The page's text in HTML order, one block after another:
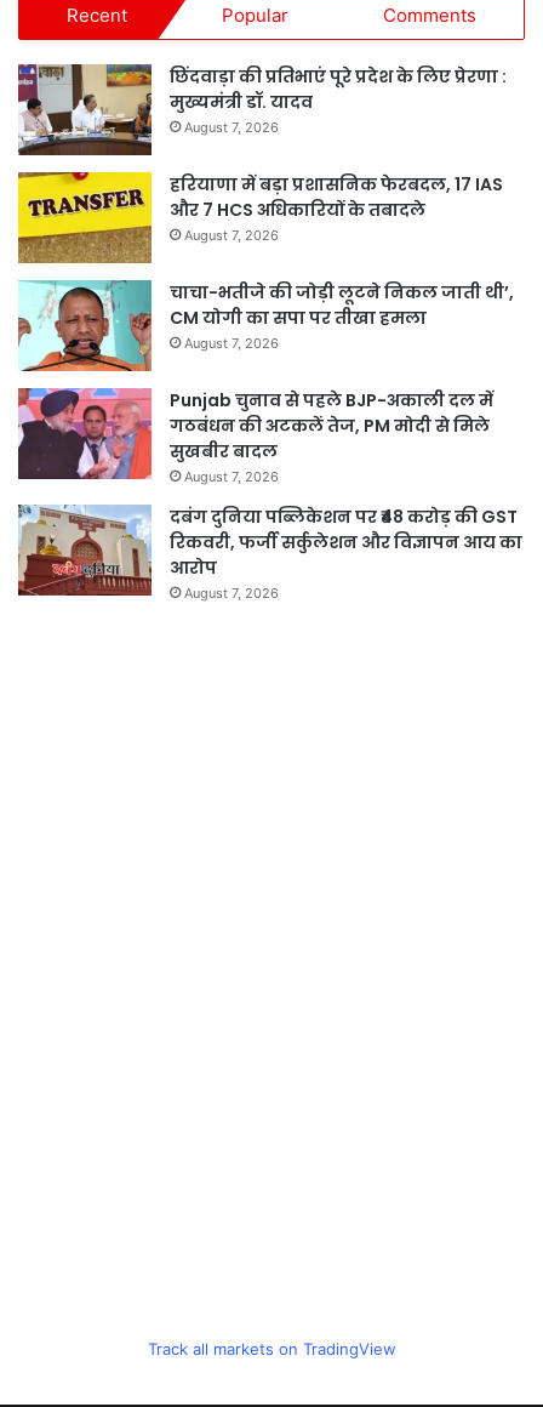
Recent Popular Comments
छिंदवाड़ा की प्रतिभाएं पूरे प्रदेश के लिए प्रेरणा :
मुख्यमंत्री डॉ. यादव
August 7, 2026
हरियाणा में बड़ा प्रशासनिक फेरबदल, 17 IAS
और 7 HCS अधिकारियों के तबादले
August 7, 2026
चाचा-भतीजे की जोड़ी लूटने निकल जाती थी’,
CM योगी का सपा पर तीखा हमला
August 7, 2026
Punjab चुनाव से पहले BJP-अकाली दल में
गठबंधन की अटकलें तेज, PM मोदी से मिले
सुखबीर बादल
August 7, 2026
दबंग दुनिया पब्लिकेशन पर ₹48 करोड़ की GST
रिकवरी, फर्जी सर्कुलेशन और विज्ञापन आय का
आरोप
August 7, 2026
Track all markets on TradingView